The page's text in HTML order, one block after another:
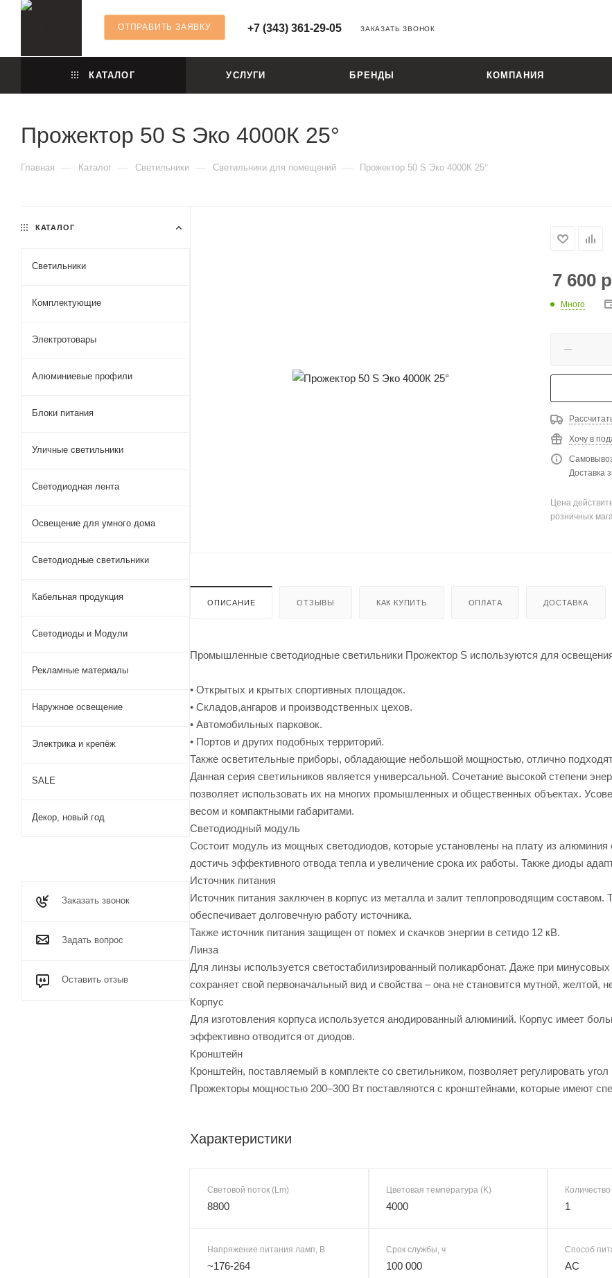
ОТПРАВИТЬ ЗАЯВКУ +7 (343) 361-29-05 ЗАКАЗАТЬ ЗВОНОК
КАТАЛОГ УСЛУГИ БРЕНДЫ КОМПАНИЯ
Прожектор 50 S Эко 4000К 25°
Главная — Каталог — Светильники — Светильники для помещений — Прожектор 50 S Эко 4000К 25°
7 600
Много
Хочу в
Доставка
Цена
розничных
ОПИСАНИЕ ОТЗЫВЫ КАК КУПИТЬ ОПЛАТА ДОСТАВКА
Промышленные светодиодные светильники Прожектор S используются для
• Открытых и крытых спортивных площадок.
• Складов,ангаров и производственных цехов.
• Автомобильных парковок.
• Портов и других подобных территорий.
Также осветительные приборы, обладающие небольшой мощностью, отлично
Данная серия светильников является универсальной. Сочетание высокой степени
позволяет использовать их на многих промышленных и общественных объектах.
весом и компактными габаритами.
Светодиодный модуль
Состоит модуль из мощных светодиодов, которые установлены на плату из алюминия
достичь эффективного отвода тепла и увеличение срока их работы. Также диоды
Источник питания
Источник питания заключен в корпус из металла и залит теплопроводящим
обеспечивает долговечную работу источника.
Также источник питания защищен от помех и скачков энергии в сетидо 12 кВ.
Линза
Для линзы используется светостабилизированный поликарбонат. Даже при
сохраняет свой первоначальный вид и свойства – она не становится мутной, желтой,
Корпус
Для изготовления корпуса используется анодированный алюминий. Корпус имеет
эффективно отводится от диодов.
Кронштейн
Кронштейн, поставляемый в комплекте со светильником, позволяет регулировать угол
Прожекторы мощностью 200–300 Вт поставляются с кронштейнами, которые имеют
Характеристики
Световой поток (Lm)
8800
Цветовая температура (K)
4000
Количество
1
Напряжение питания ламп, В
~176-264
Срок службы, ч
100 000
Способ
AC
КАТАЛОГ
Светильники
Комплектующие
Электротовары
Алюминиевые профили
Блоки питания
Уличные светильники
Светодиодная лента
Освещение для умного дома
Светодиодные светильники
Кабельная продукция
Светодиоды и Модули
Рекламные материалы
Наружное освещение
Электрика и крепёж
SALE
Декор, новый год
Заказать звонок
Задать вопрос
Оставить отзыв